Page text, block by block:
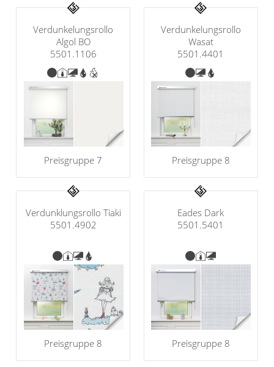
Verdunkelungsrollo
Algol BO
5501.1106
Preisgruppe 7
Verdunkelungsrollo
Wasat
5501.4401
Preisgruppe 8
Verdunklungsrollo Tiaki
5501.4902
Preisgruppe 8
Eades Dark
5501.5401
Preisgruppe 8